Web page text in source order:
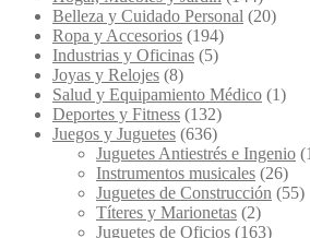
Belleza y Cuidado Personal (20)
Ropa y Accesorios (194)
Industrias y Oficinas (5)
Joyas y Relojes (8)
Salud y Equipamiento Médico (1)
Deportes y Fitness (132)
Juegos y Juguetes (636)
Juguetes Antiestrés e Ingenio
Instrumentos musicales (26)
Juguetes de Construcción (55)
Títeres y Marionetas (2)
Juguetes de Oficios (163)